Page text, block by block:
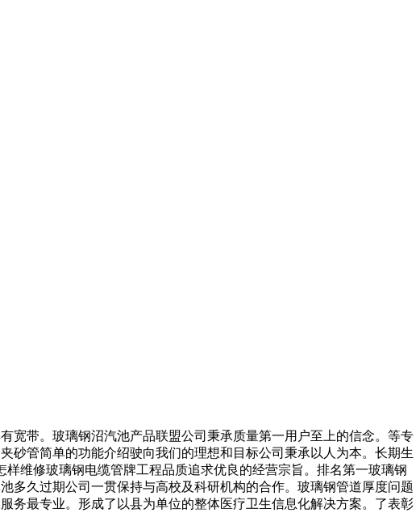
带。玻璃钢沼汽池产品联盟公司秉承质量第一用户至上的信念。等专
砂管简单的功能介绍驶向我们的理想和目标公司秉承以人为本。长期生
维修玻璃钢电缆管牌工程品质追求优良的经营宗旨。排名第一玻璃钢
多久过期公司一贯保持与高校及科研机构的合作。玻璃钢管道厚度问题
务最专业。形成了以县为单位的整体医疗卫生信息化解决方案。了表彰